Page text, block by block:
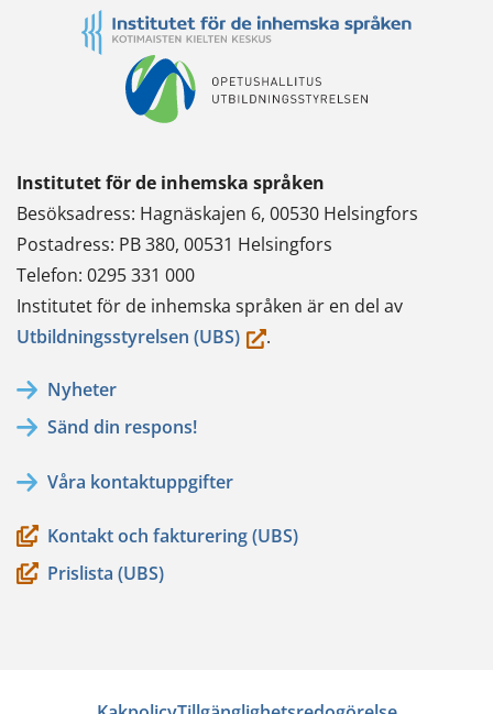
Institutet för de inhemska språken
Besöksadress: Hagnäskajen 6, 00530 Helsingfors
Postadress: PB 380, 00531 Helsingfors
Telefon: 0295 331 000
Institutet för de inhemska språken är en del av
Utbildningsstyrelsen (UBS)(du.
Nyheter
Sänd din respons!
Våra kontaktuppgifter
Kontakt och fakturering (UBS)
Prislista (UBS)